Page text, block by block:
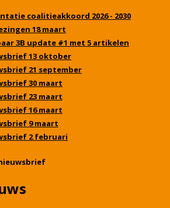
coalitieakkoord 2026 - 2030
18 maart
3B update #1 met 5 artikelen
13 oktober
21 september
30 maart
23 maart
16 maart
9 maart
2 februari